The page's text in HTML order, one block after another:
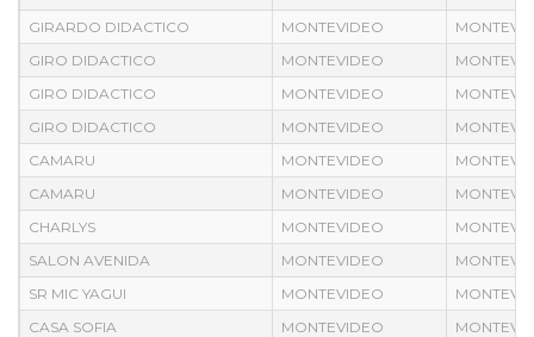
GIRARDO DIDACTICO
MONTEVIDEO
GIRO DIDACTICO
MONTEVIDEO
GIRO DIDACTICO
MONTEVIDEO
GIRO DIDACTICO
MONTEVIDEO
CAMARU
MONTEVIDEO
CAMARU
MONTEVIDEO
CHARLYS
MONTEVIDEO
SALON AVENIDA
MONTEVIDEO
SR MIC YAGUI
MONTEVIDEO
CASA SOFIA
MONTEVIDEO